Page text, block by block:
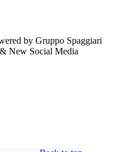
by Gruppo Spaggiari
New Social Media